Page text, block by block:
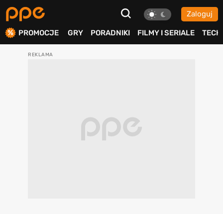
Zaloguj
PROMOCJE GRY PORADNIKI FILMY I SERIALE TECH